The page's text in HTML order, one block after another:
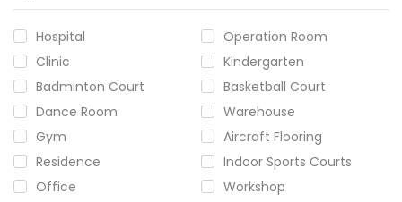
Hospital
Operation Room
Clinic
Kindergarten
Badminton Court
Basketball Court
Dance Room
Warehouse
Gym
Aircraft Flooring
Residence
Indoor Sports Courts
Office
Workshop